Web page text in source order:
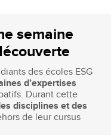
semaine
des écoles ESG
d’expertises
Durant cette
disciplines et des
de leur cursus